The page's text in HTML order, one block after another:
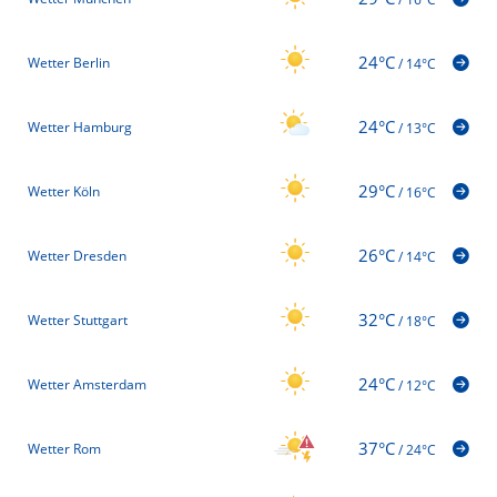
Wetter Berlin 24°C/14°C
Wetter Hamburg 24°C/13°C
Wetter Köln 29°C/16°C
Wetter Dresden 26°C/14°C
Wetter Stuttgart 32°C/18°C
Wetter Amsterdam 24°C/12°C
Wetter Rom 37°C/24°C